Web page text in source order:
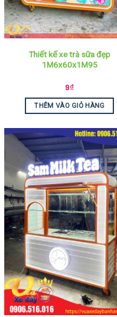
Thiết kế xe trà sữa đẹp
1M6x60x1M95
9₫
THÊM VÀO GIỎ HÀNG